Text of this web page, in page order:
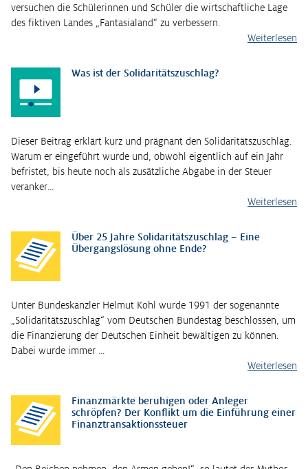
versuchen die Schülerinnen und Schüler die wirtschaftliche Lage
des fiktiven Landes „Fantasialand“ zu verbessern.
Weiterlesen
Was ist der Solidaritätszuschlag?
Dieser Beitrag erklärt kurz und prägnant den Solidaritätszuschlag.
Warum er eingeführt wurde und, obwohl eigentlich auf ein Jahr
befristet, bis heute noch als zusätzliche Abgabe in der Steuer
veranker…
Weiterlesen
Über 25 Jahre Solidaritätszuschlag – Eine
Übergangslösung ohne Ende?
Unter Bundeskanzler Helmut Kohl wurde 1991 der sogenannte
„Solidaritätszuschlag“ vom Deutschen Bundestag beschlossen, um
die Finanzierung der Deutschen Einheit bewältigen zu können.
Dabei wurde immer …
Weiterlesen
Finanzmärkte beruhigen oder Anleger
schröpfen? Der Konflikt um die Einführung einer
Finanztransaktionssteuer